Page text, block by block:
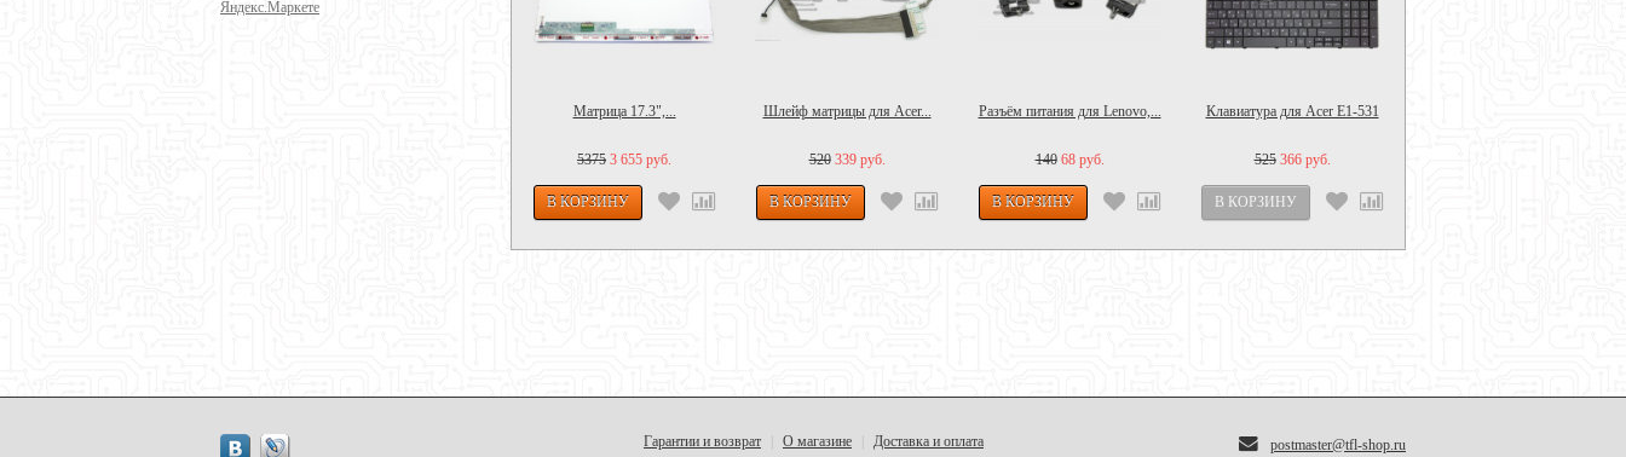
Матрица 17.3",...
5375 3 655 руб.
Шлейф матрицы для Acer...
520 339 руб.
Разъём питания для Lenovo,...
140 68 руб.
Клавиатура для Acer E1-531
525 366 руб.
Гарантии и возврат О магазине Доставка и оплата postmaster@tfl-shop.ru